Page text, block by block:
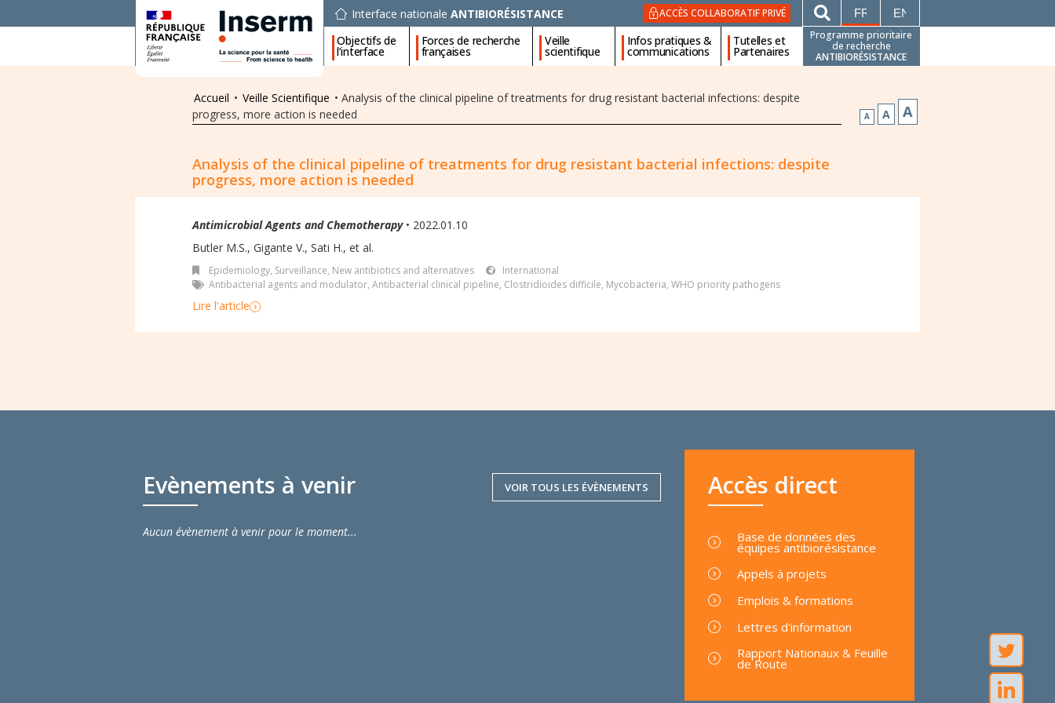
Interface nationale ANTIBIORÉSISTANCE ACCÈS COLLABORATIF PRIVÉ FRANÇAISENGLISH
Objectifs de
l’interface
Forces de recherche
françaises
Veille
scientifique
Infos pratiques &
communications
Tutelles et
Partenaires
Programme prioritaire
de recherche
ANTIBIORÉSISTANCE
Accueil • Veille Scientifique • Analysis of the clinical pipeline of treatments for drug resistant bacterial infections: despite
progress, more action is needed
A A A
Analysis of the clinical pipeline of treatments for drug resistant bacterial infections: despite
progress, more action is needed
Antimicrobial Agents and Chemotherapy• 2022.01.10
Butler M.S., Gigante V., Sati H., et al.
Epidemiology, Surveillance, New antibiotics and alternatives
International
Antibacterial agents and modulator, Antibacterial clinical pipeline, Clostridioides difficile, Mycobacteria, WHO priority pathogens
Lire l'article
Evènements à venir VOIR TOUS LES ÉVÈNEMENTS
Aucun évènement à venir pour le moment...
Accès direct
Base de données des
équipes antibiorésistance
Appels à projets
Emplois & formations
Lettres d'information
Rapport Nationaux & Feuille
de Route